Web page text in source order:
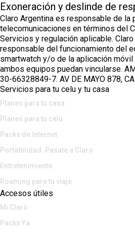
Exoneración y deslinde de
Claro Argentina es responsable de
telecomunicaciones en términos del
Servicios y regulación aplicable.
responsable del funcionamiento del
smartwatch y/o de la aplicación móvil
ambos equipos puedan vincularse.
30-66328849-7. AV DE MAYO 878,
Servicios para tu celu y tu casa
Planes para tu casa
Planes para tu celu
Packs de Internet
Portabilidad: Pasate a Claro
Entretenimiento
Roaming para tu viaje
Accesos útiles
Mi Claro
Packs Ya